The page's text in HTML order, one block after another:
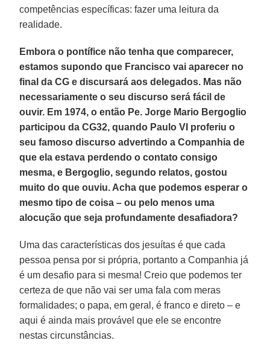
competências específicas: fazer uma leitura da
realidade.
Embora o pontífice não tenha que comparecer,
estamos supondo que Francisco vai aparecer no
final da CG e discursará aos delegados. Mas não
necessariamente o seu discurso será fácil de
ouvir. Em 1974, o então Pe. Jorge Mario Bergoglio
participou da CG32, quando Paulo VI proferiu o
seu famoso discurso advertindo a Companhia de
que ela estava perdendo o contato consigo
mesma, e Bergoglio, segundo relatos, gostou
muito do que ouviu. Acha que podemos esperar o
mesmo tipo de coisa – ou pelo menos uma
alocução que seja profundamente desafiadora?
Uma das características dos jesuítas é que cada
pessoa pensa por si própria, portanto a Companhia já
é um desafio para si mesma! Creio que podemos ter
certeza de que não vai ser uma fala com meras
formalidades; o papa, em geral, é franco e direto – e
aqui é ainda mais provável que ele se encontre
nestas circunstâncias.